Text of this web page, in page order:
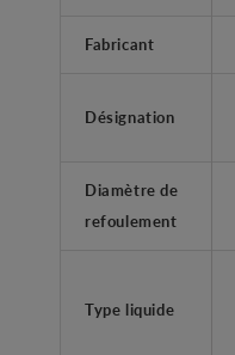
Fabricant
Désignation
Diamètre de
refoulement
Type liquide